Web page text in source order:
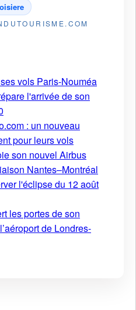
vols Paris-Nouméa
l'arrivée de son
: un nouveau
pour leurs vols
son nouvel Airbus
Nantes–Montréal
l'éclipse du 12 août
les portes de son
de Londres-